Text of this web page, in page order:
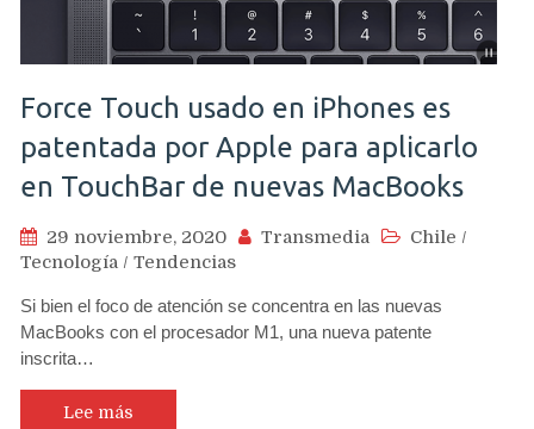
Force Touch usado en iPhones es
patentada por Apple para aplicarlo
en TouchBar de nuevas MacBooks
29 noviembre, 2020 Transmedia Chile /
Tecnología / Tendencias
Si bien el foco de atención se concentra en las nuevas
MacBooks con el procesador M1, una nueva patente
inscrita…
Lee más